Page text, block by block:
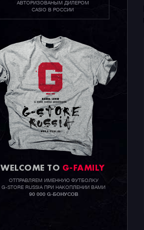
АВТОРИЗОВАНЫМ ДИЛЕРОМ
CASIO В РОССИИ
WELCOME TO G-FAMILY
ОТПРАВЛЯЕМ ИМЕННУЮ ФУТБОЛКУ
G-STORE RUSSIA ПРИ НАКОПЛЕНИИ ВАМИ
90 000 G-БОНУСОВ